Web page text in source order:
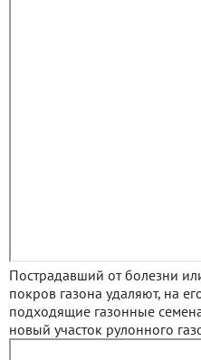
Пострадавший от болезни
покров газона удаляют, на
подходящие газонные
новый участок рулонного